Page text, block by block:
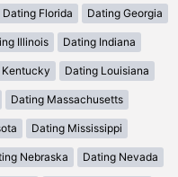
Dating Florida Dating Georgia
Illinois Dating Indiana
Kentucky Dating Louisiana
Dating Massachusetts
Dating Mississippi
Nebraska Dating Nevada